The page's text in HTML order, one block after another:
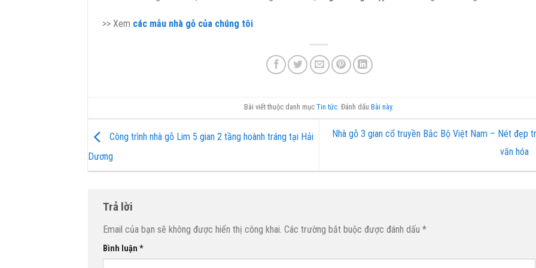
>> Xem các mẫu nhà gỗ của chúng tôi
Bài viết thuộc danh mụcTin tức. Đánh dấuBài này.
Công trình nhà gỗ Lim 5 gian 2 tầng hoành tráng tại Hải
Dương
Nhà gỗ 3 gian cổ truyền Bắc Bộ Việt Nam – Nét đẹp
văn hóa
Trả lời
Email của bạn sẽ không được hiển thị công khai. Các trường bắt buộc được đánh dấu *
Bình luận *